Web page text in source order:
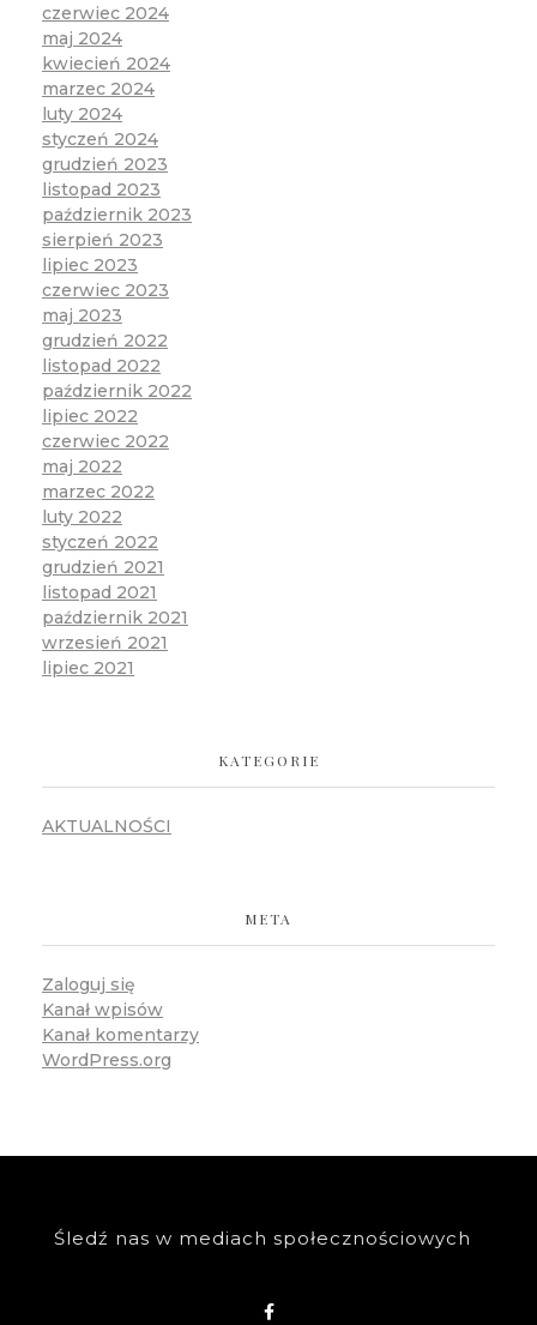
czerwiec 2024
maj 2024
kwiecień 2024
marzec 2024
luty 2024
styczeń 2024
grudzień 2023
listopad 2023
październik 2023
sierpień 2023
lipiec 2023
czerwiec 2023
maj 2023
grudzień 2022
listopad 2022
październik 2022
lipiec 2022
czerwiec 2022
maj 2022
marzec 2022
luty 2022
styczeń 2022
grudzień 2021
listopad 2021
październik 2021
wrzesień 2021
lipiec 2021
KATEGORIE
AKTUALNOŚCI
META
Zaloguj się
Kanał wpisów
Kanał komentarzy
WordPress.org
Śledź nas w mediach społecznościowych